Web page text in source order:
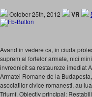
October 25th, 2012 VR
Avand in vedere ca, in ciuda
suprem al fortelor armate, nici
invrednicit sa restaureze imediat
Armatei Romane de la
asociatilor civice romanesti, au
Triumf. Obiectiv principal: